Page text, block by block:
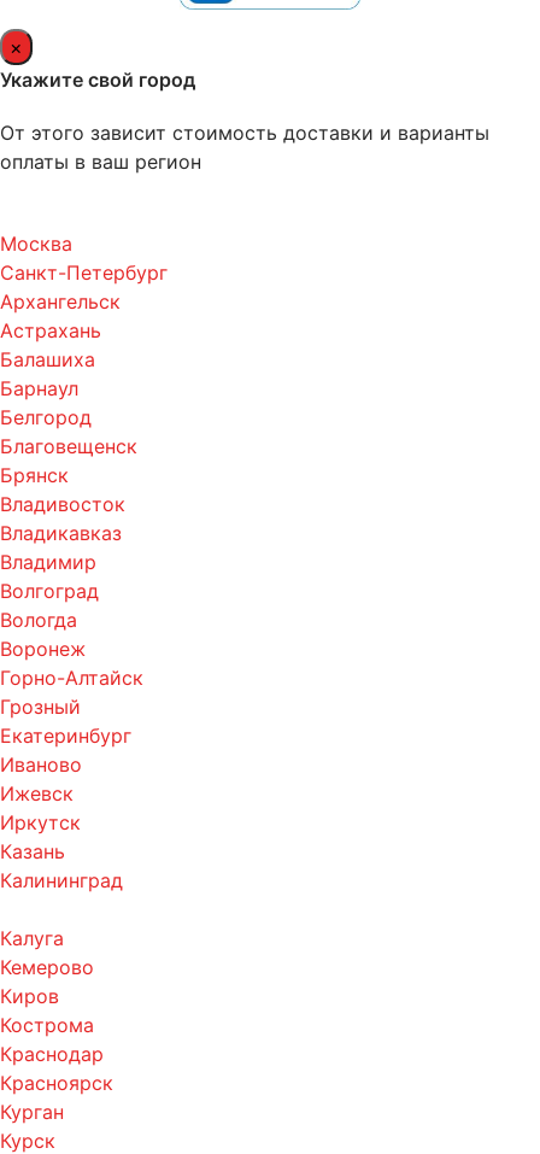
×
Укажите свой город
От этого зависит стоимость доставки и варианты
оплаты в ваш регион
Москва
Санкт-Петербург
Архангельск
Астрахань
Балашиха
Барнаул
Белгород
Благовещенск
Брянск
Владивосток
Владикавказ
Владимир
Волгоград
Вологда
Воронеж
Горно-Алтайск
Грозный
Екатеринбург
Иваново
Ижевск
Иркутск
Казань
Калининград
Калуга
Кемерово
Киров
Кострома
Краснодар
Красноярск
Курган
Курск